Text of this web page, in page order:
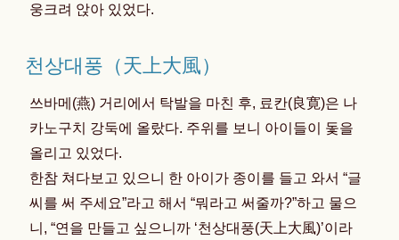
웅크려 앉아 있었다.
천상대풍（天上大風）
쓰바메(燕) 거리에서 탁발을 마친 후, 료칸(良寛)은 나
카노구치 강둑에 올랐다. 주위를 보니 아이들이 돛을
올리고 있었다.
한참 쳐다보고 있으니 한 아이가 종이를 들고 와서 “글
씨를 써 주세요”라고 해서 “뭐라고 써줄까?”하고 물으
니, “연을 만들고 싶으니까 ‘천상대풍(天上大風)’이라